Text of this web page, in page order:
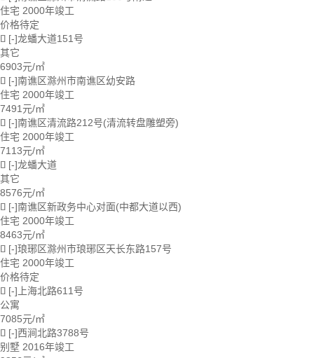
住宅 2000年竣工
价格待定
 [-]龙蟠大道151号
其它
6903元/㎡
 [-]南谯区滁州市南谯区幼安路
住宅 2000年竣工
7491元/㎡
 [-]南谯区清流路212号(清流转盘雕塑旁)
住宅 2000年竣工
7113元/㎡
 [-]龙蟠大道
其它
8576元/㎡
 [-]南谯区新政务中心对面(中都大道以西)
住宅 2000年竣工
8463元/㎡
 [-]琅琊区滁州市琅琊区天长东路157号
住宅 2000年竣工
价格待定
 [-]上海北路611号
公寓
7085元/㎡
 [-]西涧北路3788号
别墅 2016年竣工